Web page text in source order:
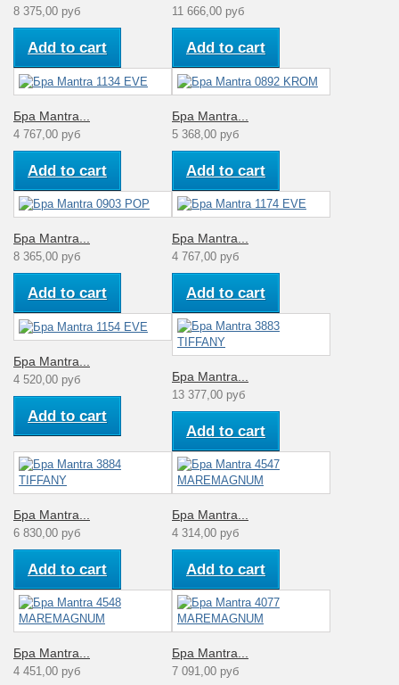
плафонов
температур
(3000К)
Материал
Металл
Коллекция
8 375,00 руб
Add to cart
11 666,00 руб
Add to cart
Бра Mantra...
4 767,00 руб
Add to cart
Бра Mantra...
5 368,00 руб
Add to cart
Бра Mantra...
8 365,00 руб
Add to cart
Бра Mantra...
4 767,00 руб
Add to cart
Бра Mantra...
4 520,00 руб
Add to cart
Бра Mantra...
13 377,00 руб
Add to cart
Бра Mantra...
6 830,00 руб
Add to cart
Бра Mantra...
4 314,00 руб
Add to cart
Бра Mantra...
4 451,00 руб
Бра Mantra...
7 091,00 руб